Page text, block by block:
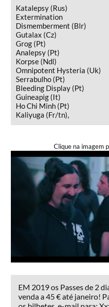
Katalepsy (Rus)
Extermination
Dismemberment (Blr)
Gutalax (Cz)
Grog (Pt)
Analepsy (Pt)
Korpse (Ndl)
Omnipotent Hysteria (Uk)
Serrabulho (Pt)
Bleeding Display (Pt)
Guineapig (It)
Ho Chi Minh (Pt)
Kaliyuga (Fr/tn),
Clique na imagem
EM 2019 os Passes de 2
venda a 45 € até janeiro!